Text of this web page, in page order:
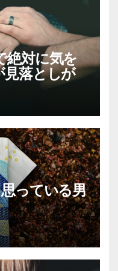
絶対に気を
見落としが
っている男